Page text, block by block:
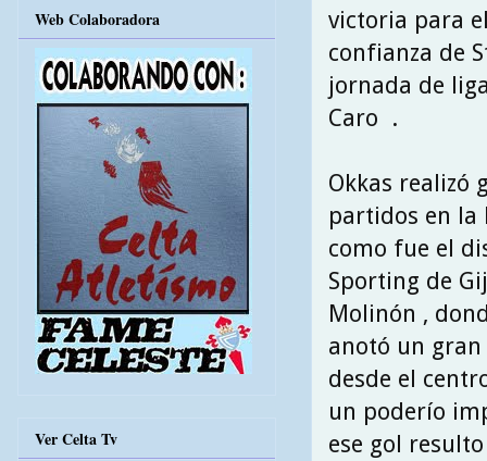
victoria para
confianza de
jornada de
Caro .
Okkas realizó
partidos en la
como fue el
Sporting de
Molinón ,
anotó un
desde el
un poderío
ese gol
Web Colaboradora
Ver Celta Tv